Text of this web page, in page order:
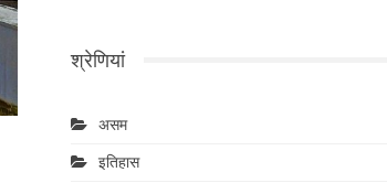
श्रेणियां
असम
इतिहास